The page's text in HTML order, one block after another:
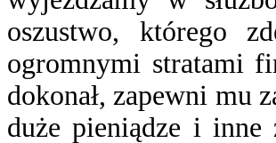
oszustwo, którego
ogromnymi stratami
dokonał, zapewni mu
duże pieniądze i